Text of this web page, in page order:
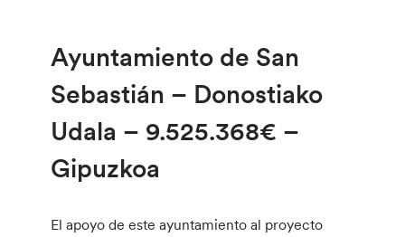
Ayuntamiento de San
Sebastián – Donostiako
Udala – 9.525.368€ –
Gipuzkoa
El apoyo de este ayuntamiento al proyecto